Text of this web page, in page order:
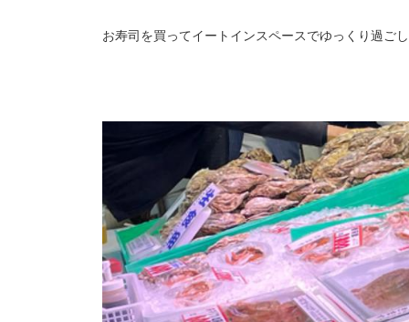
お寿司を買ってイートインスペースでゆっくり過ご